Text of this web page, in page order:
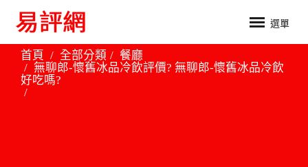
選單
首頁 全部分類
餐廳
無聊郎-懷舊冰品冷飲評價? 無聊郎-懷舊冰品冷飲
好吃嗎?